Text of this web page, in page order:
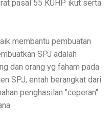
pasal 55 KUHP ikut serta
membantu pembuatan
SPJ adalah
dan orang yg faham pada
SPJ, entah berangkat dari
penghasilan "ceperan"